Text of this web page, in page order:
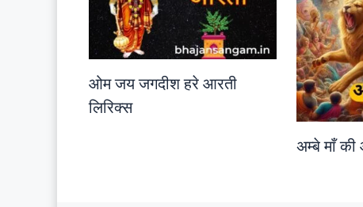
ओम जय जगदीश हरे आरती
लिरिक्स
अम्बे माँ की